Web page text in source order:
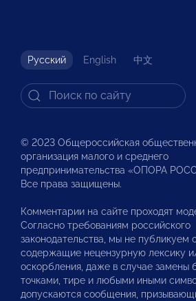
Русский English 中文
© 2023 Общероссийская
организация малого и среднего
предпринимательства «ОПОРА
Все права защищены.
Комментарии на сайте проходят
Согласно требованиям российского
законодательства, мы не публикуем
содержащие нецензурную лексику
оскорбления, даже в случае замены
точками, тире и любыми иными
допускаются сообщения,